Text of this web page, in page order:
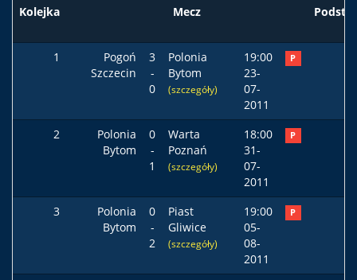
Kolejka Mecz Podst
1
Pogoń
Szczecin
3
-
0
Polonia
Bytom
(szczegóły)
19:00
23-
07-
2011
P
2
Polonia
Bytom
0
-
1
Warta
Poznań
(szczegóły)
18:00
31-
07-
2011
P
3
Polonia
Bytom
0
-
2
Piast
Gliwice
(szczegóły)
19:00
05-
08-
2011
P